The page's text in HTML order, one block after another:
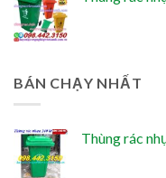
BÁN CHẠY NHẤT
Thùng rác